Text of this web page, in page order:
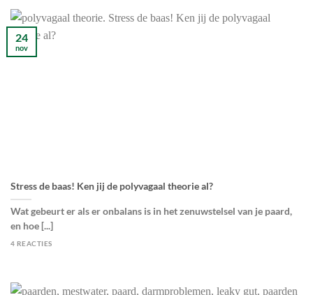
Stress de baas! Ken jij de polyvagaal theorie al?
Wat gebeurt er als er onbalans is in het zenuwstelsel van je paard,
en hoe [...]
4 REACTIES
24
nov